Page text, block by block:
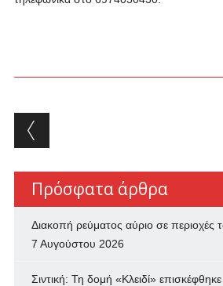
Post navigation
Πρόσφατα άρθρα
Διακοπή ρεύματος αύριο σε περιοχές
7 Αυγούστου 2026
Σιντική: Τη δομή «Κλειδί»